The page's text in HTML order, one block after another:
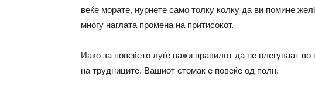
веќе морате, нурнете само толку колку да ви помине
многу наглата промена на притисокот.
Иако за повеќето луѓе важи правилот да не влегуваат
на трудниците. Вашиот стомак е повеќе од полн.